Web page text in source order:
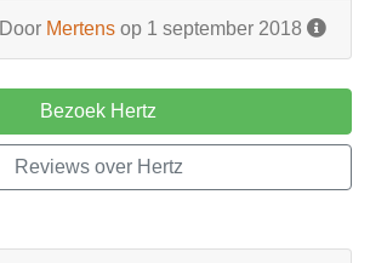
Door Mertens op 1 september 2018
Bezoek Hertz
Reviews over Hertz